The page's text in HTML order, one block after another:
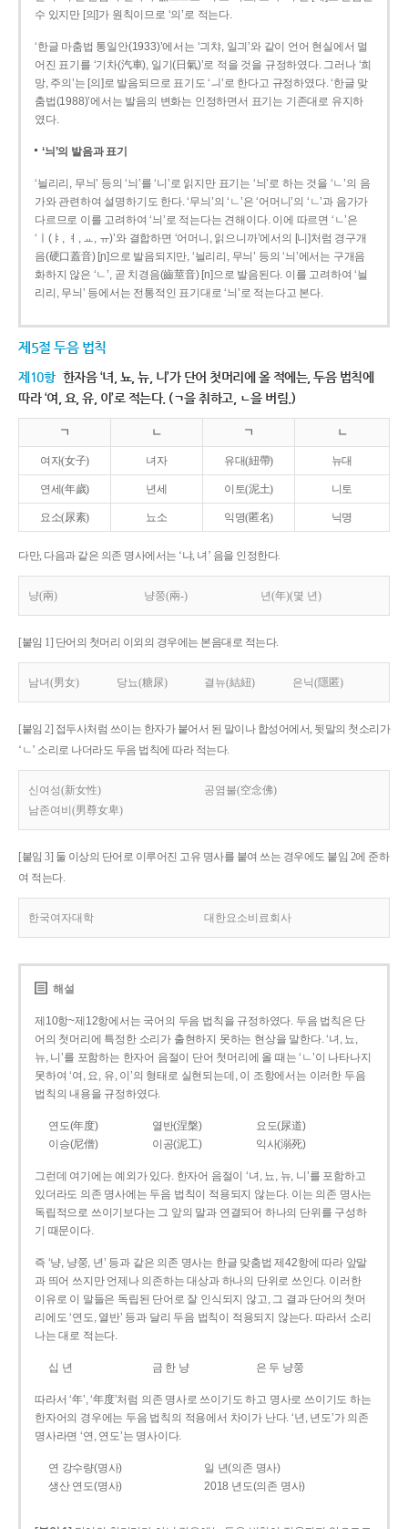
수 있지만 [의]가 원칙이므로 ‘의’로 적는다.
‘한글 마춤법 통일안(1933)’에서는 ‘긔챠, 일긔’와 같이 언어 현실에서 멀
어진 표기를 ‘기차(汽車), 일기(日氣)’로 적을 것을 규정하였다. 그러나 ‘희
망, 주의’는 [의]로 발음되므로 표기도 ‘ㅢ’로 한다고 규정하였다. ‘한글 맞
춤법(1988)’에서는 발음의 변화는 인정하면서 표기는 기존대로 유지하
였다.
‘늬’의 발음과 표기
‘늴리리, 무늬’ 등의 ‘늬’를 ‘니’로 읽지만 표기는 ‘늬’로 하는 것을 ‘ㄴ’의 음
가와 관련하여 설명하기도 한다. ‘무늬’의 ‘ㄴ’은 ‘어머니’의 ‘ㄴ’과 음가가
다르므로 이를 고려하여 ‘늬’로 적는다는 견해이다. 이에 따르면 ‘ㄴ’은
‘ㅣ(ㅑ, ㅕ, ㅛ, ㅠ)’와 결합하면 ‘어머니, 읽으니까’에서의 [니]처럼 경구개
음(硬口蓋音) [ɲ]으로 발음되지만, ‘늴리리, 무늬’ 등의 ‘늬’에서는 구개음
화하지 않은 ‘ㄴ’, 곧 치경음(齒莖音) [n]으로 발음된다. 이를 고려하여 ‘늴
리리, 무늬’ 등에서는 전통적인 표기대로 ‘늬’로 적는다고 본다.
제5절 두음 법칙
제10항 한자음 ‘녀, 뇨, 뉴, 니’가 단어 첫머리에 올 적에는, 두음 법칙에
따라 ‘여, 요, 유, 이’로 적는다. (ㄱ을 취하고, ㄴ을 버림.)
ㄱ ㄴ ㄱ ㄴ
여자(女子) 녀자 유대(紐帶) 뉴대
연세(年歲) 년세 이토(泥土) 니토
요소(尿素) 뇨소 익명(匿名) 닉명
다만, 다음과 같은 의존 명사에서는 ‘냐, 녀’ 음을 인정한다.
냥(兩) 냥쭝(兩-) 년(年)(몇 년)
[붙임 1] 단어의 첫머리 이외의 경우에는 본음대로 적는다.
남녀(男女) 당뇨(糖尿) 결뉴(結紐) 은닉(隱匿)
[붙임 2] 접두사처럼 쓰이는 한자가 붙어서 된 말이나 합성어에서, 뒷말의 첫소리가
‘ㄴ’ 소리로 나더라도 두음 법칙에 따라 적는다.
신여성(新女性)
공염불(空念佛)
남존여비(男尊女卑)
[붙임 3] 둘 이상의 단어로 이루어진 고유 명사를 붙여 쓰는 경우에도 붙임 2에 준하
여 적는다.
한국여자대학 대한요소비료회사
해설
제10항~제12항에서는 국어의 두음 법칙을 규정하였다. 두음 법칙은 단
어의 첫머리에 특정한 소리가 출현하지 못하는 현상을 말한다. ‘녀, 뇨,
뉴, 니’를 포함하는 한자어 음절이 단어 첫머리에 올 때는 ‘ㄴ’이 나타나지
못하여 ‘여, 요, 유, 이’의 형태로 실현되는데, 이 조항에서는 이러한 두음
법칙의 내용을 규정하였다.
연도(年度) 열반(涅槃)
요도(尿道)
이승(尼僧)
이공(泥工) 익사(溺死)
그런데 여기에는 예외가 있다. 한자어 음절이 ‘녀, 뇨, 뉴, 니’를 포함하고
있더라도 의존 명사에는 두음 법칙이 적용되지 않는다. 이는 의존 명사는
독립적으로 쓰이기보다는 그 앞의 말과 연결되어 하나의 단위를 구성하
기 때문이다.
즉 ‘냥, 냥쭝, 년’ 등과 같은 의존 명사는 한글 맞춤법 제42항에 따라 앞말
과 띄어 쓰지만 언제나 의존하는 대상과 하나의 단위로 쓰인다. 이러한
이유로 이 말들은 독립된 단어로 잘 인식되지 않고, 그 결과 단어의 첫머
리에도 ‘연도, 열반’ 등과 달리 두음 법칙이 적용되지 않는다. 따라서 소리
나는 대로 적는다.
십 년 금 한 냥 은 두 냥쭝
따라서 ‘年’, ‘年度’처럼 의존 명사로 쓰이기도 하고 명사로 쓰이기도 하는
한자어의 경우에는 두음 법칙의 적용에서 차이가 난다. ‘년, 년도’가 의존
명사라면 ‘연, 연도’는 명사이다.
연 강수량(명사)
일 년(의존 명사)
생산 연도(명사)
2018 년도(의존 명사)